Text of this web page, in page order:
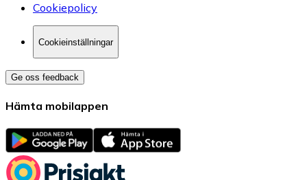
Cookiepolicy
Cookieinställningar
Ge oss feedback
Hämta mobilappen